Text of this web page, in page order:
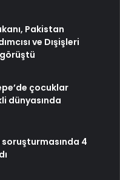
Pakistan
ve Dışişleri
görüştü
çocuklar
dünyasında
4